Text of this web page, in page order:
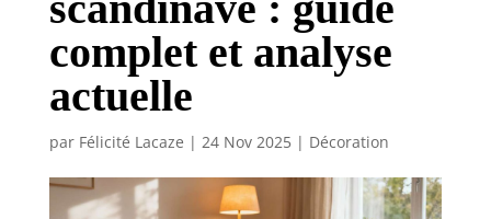
complet et analyse
actuelle
par Félicité Lacaze | 24 Nov 2025| Décoration